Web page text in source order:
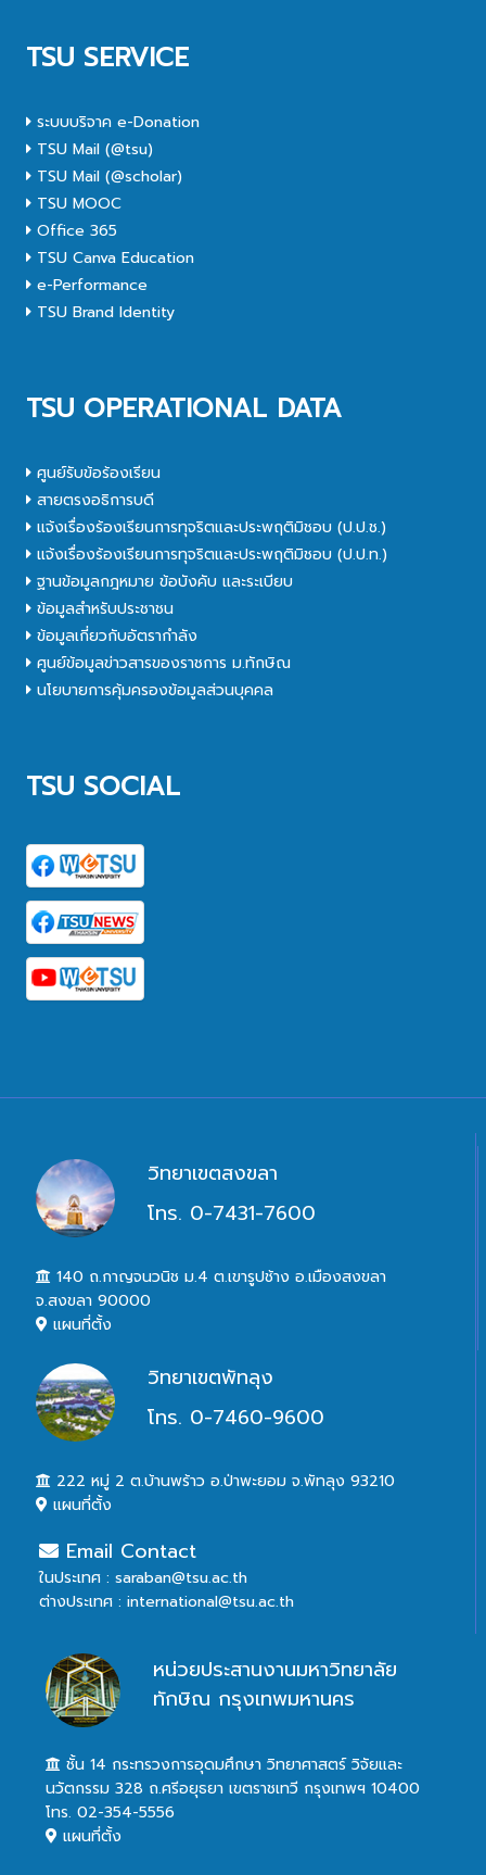
TSU SERVICE
ระบบบริจาค e-Donation
TSU Mail (@tsu)
TSU Mail (@scholar)
TSU MOOC
Office 365
TSU Canva Education
e-Performance
TSU Brand Identity
TSU OPERATIONAL DATA
ศูนย์รับข้อร้องเรียน
สายตรงอธิการบดี
แจ้งเรื่องร้องเรียนการทุจริตและประพฤติมิชอบ (ป.ป.ช.)
แจ้งเรื่องร้องเรียนการทุจริตและประพฤติมิชอบ (ป.ป.ท.)
ฐานข้อมูลกฎหมาย ข้อบังคับ และระเบียบ
ข้อมูลสำหรับประชาชน
ข้อมูลเกี่ยวกับอัตรากำลัง
ศูนย์ข้อมูลข่าวสารของราชการ ม.ทักษิณ
นโยบายการคุ้มครองข้อมูลส่วนบุคคล
TSU SOCIAL
วิทยาเขตสงขลา
โทร. 0-7431-7600
140 ถ.กาญจนวนิช ม.4 ต.เขารูปช้าง อ.เมืองสงขลา
จ.สงขลา 90000
แผนที่ตั้ง
วิทยาเขตพัทลุง
โทร. 0-7460-9600
222 หมู่ 2 ต.บ้านพร้าว อ.ป่าพะยอม จ.พัทลุง 93210
แผนที่ตั้ง
Email Contact
ในประเทศ : saraban@tsu.ac.th
ต่างประเทศ : international@tsu.ac.th
หน่วยประสานงานมหาวิทยาลัย
ทักษิณ กรุงเทพมหานคร
ชั้น 14 กระทรวงการอุดมศึกษา วิทยาศาสตร์ วิจัยและ
นวัตกรรม 328 ถ.ศรีอยุธยา เขตราชเทวี กรุงเทพฯ 10400
โทร. 02-354-5556
แผนที่ตั้ง